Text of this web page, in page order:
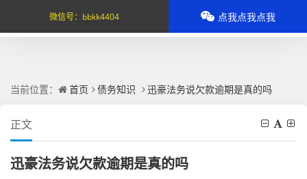
当前位置： 首页 债务知识 迅豪法务说欠款逾期是真的吗
正文
迅豪法务说欠款逾期是真的吗
微信号： bbkk4404 点我点我点我